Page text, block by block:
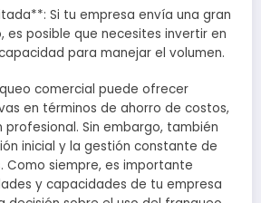
Si tu empresa envía una gran
es posible que necesites invertir en
para manejar el volumen.
comercial puede ofrecer
en términos de ahorro de costos,
Sin embargo, también
inicial y la gestión constante de
Como siempre, es importante
y capacidades de tu empresa